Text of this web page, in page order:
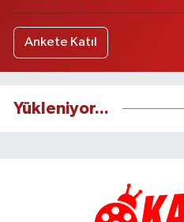
Ankete Katıl
Yükleniyor...